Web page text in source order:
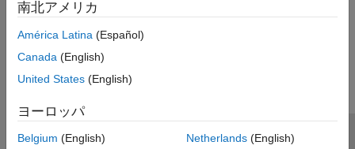
南北アメリカ
América Latina (Español)
Canada (English)
United States (English)
ヨーロッパ
Belgium (English)
Netherlands(English)
トラストセンター
プライバシー ポリシー